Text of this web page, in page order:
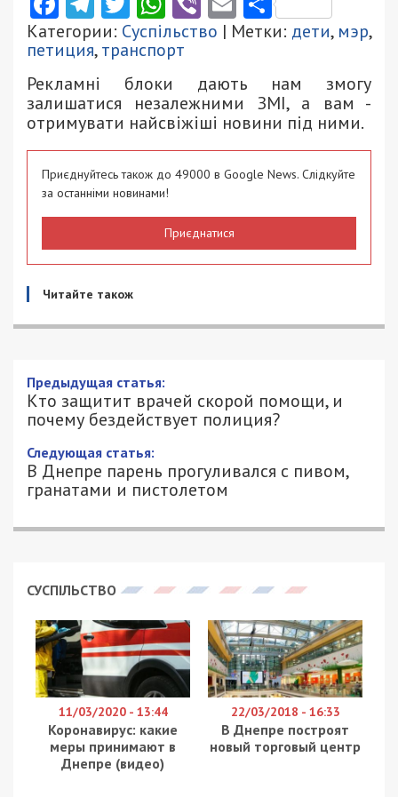
Категории: Суспільство | Метки: дети, мэр,
петиция,транспорт
Рекламні блоки дають нам змогу
залишатися незалежними ЗМІ, а вам -
отримувати найсвіжіші новини під ними.
Приєднуйтесь також до 49000 в Google News. Слідкуйте
за останніми новинами!
Приєднатися
Читайте також
Предыдущая статья:
Кто защитит врачей скорой помощи, и
почему бездействует полиция?
Следующая статья:
В Днепре парень прогуливался с пивом,
гранатами и пистолетом
СУСПІЛЬСТВО
11/03/2020 - 13:44
Коронавирус: какие
меры принимают в
Днепре (видео)
22/03/2018 - 16:33
В Днепре построят
новый торговый центр